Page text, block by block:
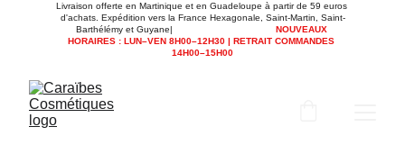
Livraison offerte en Martinique et en Guadeloupe à partir de 59 euros
d'achats. Expédition vers la France Hexagonale, Saint-Martin, Saint-
Barthélémy et Guyane| NOUVEAUX
HORAIRES : LUN–VEN 8H00–12H30 | RETRAIT COMMANDES
14H00–15H00